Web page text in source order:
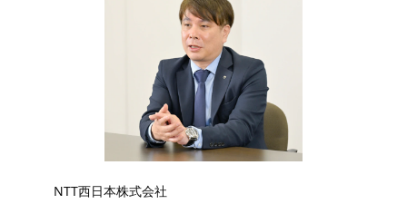
NTT西日本株式会社